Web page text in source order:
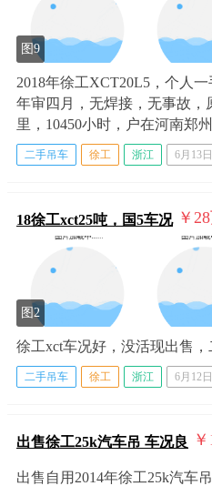
图9
2018年徐工XCT20L5，个人
年审四月，无焊接，无事故，
里，10450小时，户在河南郑
二手吊车 徐工 浙江 6月13日
18徐工xct25吨，国5车况 ￥28
图2
徐工xct车况好，没活现出售
二手吊车 徐工 浙江 6月12日
出售徐工25k汽车吊 车况良
出售自用2014年徐工25k汽车